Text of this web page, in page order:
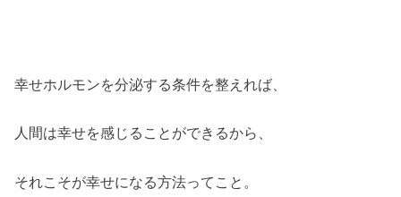
幸せホルモンを分泌する条件を整えれば、
人間は幸せを感じることができるから、
それこそが幸せになる方法ってこと。